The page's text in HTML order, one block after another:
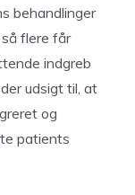
behandlinger
flere får
indgreb
udsigt til, at
og
patients